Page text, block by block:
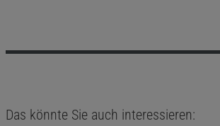
Das könnte Sie auch interessieren: